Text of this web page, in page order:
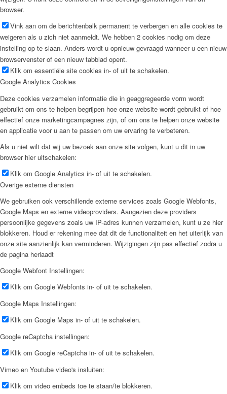
browser.
Vink aan om de berichtenbalk permanent te verbergen en alle cookies te
weigeren als u zich niet aanmeldt. We hebben 2 cookies nodig om deze
instelling op te slaan. Anders wordt u opnieuw gevraagd wanneer u een nieuw
browservenster of een nieuw tabblad opent.
Klik om essentiële site cookies in- of uit te schakelen.
Google Analytics Cookies
Deze cookies verzamelen informatie die in geaggregeerde vorm wordt
gebruikt om ons te helpen begrijpen hoe onze website wordt gebruikt of hoe
effectief onze marketingcampagnes zijn, of om ons te helpen onze website
en applicatie voor u aan te passen om uw ervaring te verbeteren.
Als u niet wilt dat wij uw bezoek aan onze site volgen, kunt u dit in uw
browser hier uitschakelen:
Klik om Google Analytics in- of uit te schakelen.
Overige externe diensten
We gebruiken ook verschillende externe services zoals Google Webfonts,
Google Maps en externe videoproviders. Aangezien deze providers
persoonlijke gegevens zoals uw IP-adres kunnen verzamelen, kunt u ze hier
blokkeren. Houd er rekening mee dat dit de functionaliteit en het uiterlijk van
onze site aanzienlijk kan verminderen. Wijzigingen zijn pas effectief zodra u
de pagina herlaadt
Google Webfont Instellingen:
Klik om Google Webfonts in- of uit te schakelen.
Google Maps Instellingen:
Klik om Google Maps in- of uit te schakelen.
Google reCaptcha instellingen:
Klik om Google reCaptcha in- of uit te schakelen.
Vimeo en Youtube video's insluiten:
Klik om video embeds toe te staan/te blokkeren.